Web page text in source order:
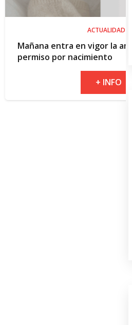
en vigor la ampliación del
nacimiento